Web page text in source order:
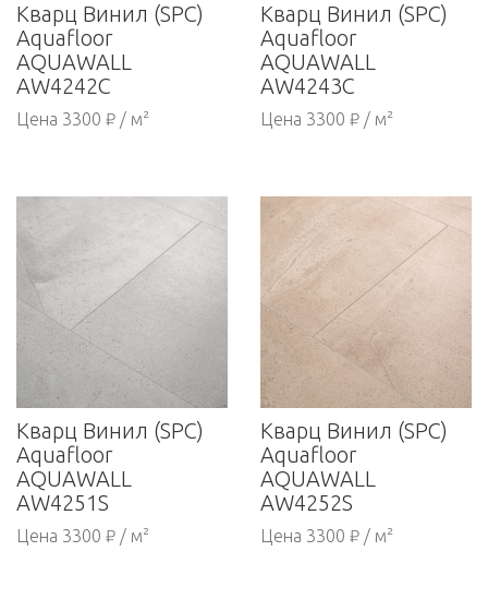
Кварц Винил (SPC)
Aquafloor
AQUAWALL
AW4242С
Цена 3300 ₽ / м²
Кварц Винил (SPC)
Aquafloor
AQUAWALL
AW4243С
Цена 3300 ₽ / м²
Кварц Винил (SPC)
Aquafloor
AQUAWALL
AW4251S
Цена 3300 ₽ / м²
Кварц Винил (SPC)
Aquafloor
AQUAWALL
AW4252S
Цена 3300 ₽ / м²